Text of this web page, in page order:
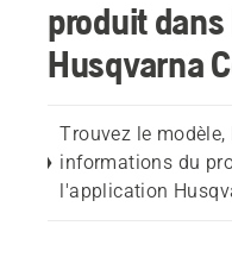
produit
Husqvarna
Trouvez le
informations du
l'application